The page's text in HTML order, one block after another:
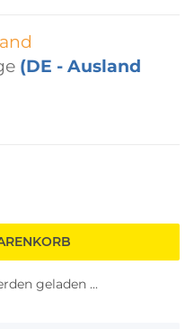
(DE - Ausland
geladen ...